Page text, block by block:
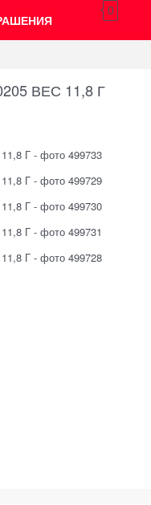
0
ВЕС 11,8 Г